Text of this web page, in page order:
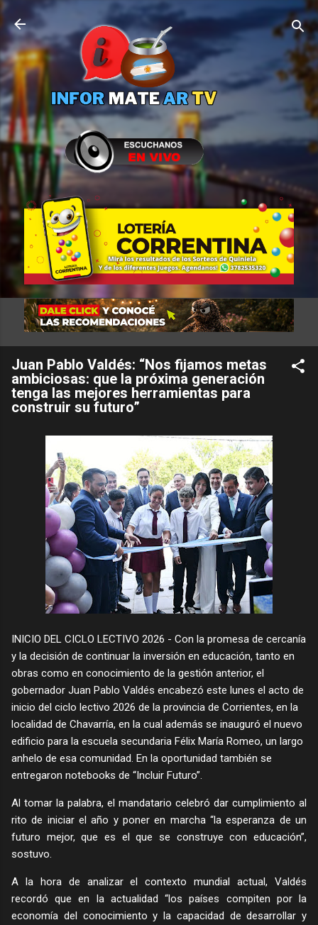
Ir al contenido principal
Juan Pablo Valdés: “Nos fijamos metas
ambiciosas: que la próxima generación
tenga las mejores herramientas para
construir su futuro”
INICIO DEL CICLO LECTIVO 2026 - Con la promesa de cercanía
y la decisión de continuar la inversión en educación, tanto en
obras como en conocimiento de la gestión anterior, el
gobernador Juan Pablo Valdés encabezó este lunes el acto de
inicio del ciclo lectivo 2026 de la provincia de Corrientes, en la
localidad de Chavarría, en la cual además se inauguró el nuevo
edificio para la escuela secundaria Félix María Romeo, un largo
anhelo de esa comunidad. En la oportunidad también se
entregaron notebooks de “Incluir Futuro”.
Al tomar la palabra, el mandatario celebró dar cumplimiento al
rito de iniciar el año y poner en marcha “la esperanza de un
futuro mejor, que es el que se construye con educación”,
sostuvo.
A la hora de analizar el contexto mundial actual, Valdés
recordó que en la actualidad “los países compiten por la
economía del conocimiento y la capacidad de desarrollar y